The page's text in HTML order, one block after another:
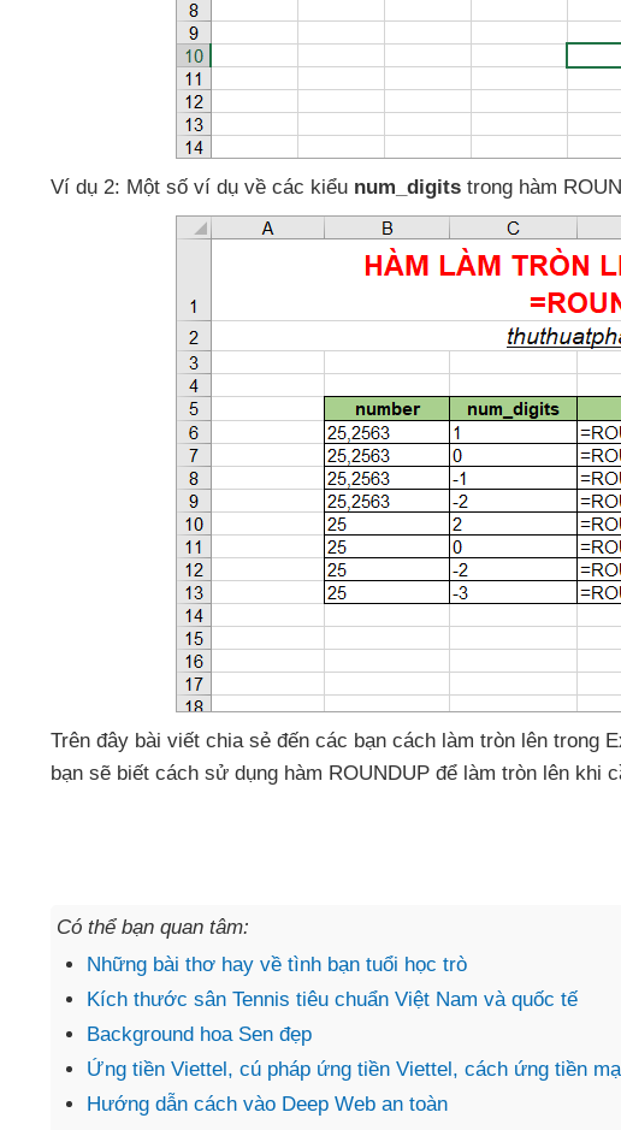
Ví dụ 2: Một số ví dụ về các kiểu num_digits trong hàm
Trên đây bài viết chia sẻ đến các bạn cách làm tròn lên trong
bạn sẽ biết cách sử dụng hàm ROUNDUP để làm tròn lên khi
Có thể bạn quan tâm:
Những bài thơ hay về tình bạn tuổi học trò
Kích thước sân Tennis tiêu chuẩn Việt Nam và quốc tế
Background hoa Sen đẹp
Ứng tiền Viettel, cú pháp ứng tiền Viettel, cách ứng tiền
Hướng dẫn cách vào Deep Web an toàn